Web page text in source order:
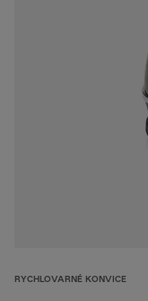
RYCHLOVARNÉ KONVICE